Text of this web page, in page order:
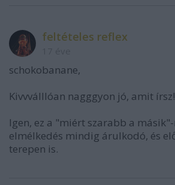
feltételes reflex
schokobanane,
Kivvválllóan nagggyon jó, amit
Igen, ez a "miért szarabb a
elmélkedés mindig árulkodó, és
terepen is.